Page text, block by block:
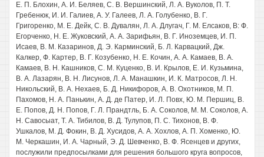
Е. П. Блохин, А. И. Беляев, С. В. Вершинский, Л. А. Вуколов, П. Т.
Гребенюк, И. И. Галиев, А. У. Галеев, Л. А. Голубенко, В. Г.
Григоренко, М. Е. Дейк, С. В. Дувалян, Л. А. Длугач, Г. М. Елсаков, В: Ф.
Егорченко, Н. Е. Жуковский, А. А. Зарифьян, В. Г. Иноземцев, И. П.
Исаев, В. М. Казаринов, Д. Э. Карминский, Б. Л. Карвацкий, Дж.
Калкер, Ф. Картер, В. Г. Козубенко, Н. Е. Кочин, А. А. Камаев, В. А.
Камаев, В. Н. Кашников, С. М. Куценко, В. И. Крылов, Е. И. Кузьмина,
В. А. Лазарян, В. Н. Лисунов, Л. А. Манашкин, И. К. Матросов, Л. Н.
Никольский, В. А. Нехаев, Б. Д. Никифоров, А. В. Охотников, М. П.
Пахомов, Н. А. Панькин, А. Д. де Патер, И. Л. Повх, Ю. М. Першиц, В.
Е. Попов, Д. Н. Попов, Г. Л. Прандтль, Б. А. Соколов, М. М. Соколов, А.
Н. Савосыат, Т. А. Тибилов, В. Д. Тулупов, П. С. Тихонов, В. Ф.
Ушкалов, М. Д. Фокин, В. Д. Хусидов, А. А. Хохлов, А. П. Хоменко, Ю.
М. Черкашин, И. А. Чарный, Э. Д. Шевченко, В. Ф. Ясенцев и других,
послужили предпосылками для решения большого круга вопросов,